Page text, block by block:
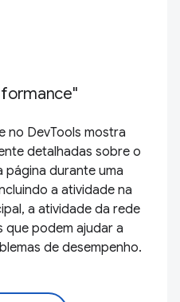
no DevTools mostra
detalhadas sobre o
página durante uma
a atividade na
a atividade da rede
podem ajudar a
de desempenho.